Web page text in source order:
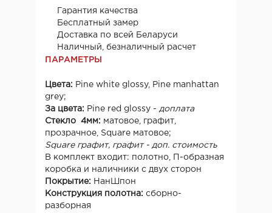
Гарантия качества
Бесплатный замер
Доставка по всей Беларуси
Наличный, безналичный расчет
ПАРАМЕТРЫ
Цвета: Pine white glossy, Pine manhattan
grey;
За цвета: Pine red glossy - доплата
Стекло 4мм: матовое, графит,
прозрачное, Square матовое;
Square графит, графит - доп. стоимость
В комплект входит: полотно, П-образная
коробка и наличники с двух сторон
Покрытие: НанШпон
Конструкция полотна: сборно-
разборная